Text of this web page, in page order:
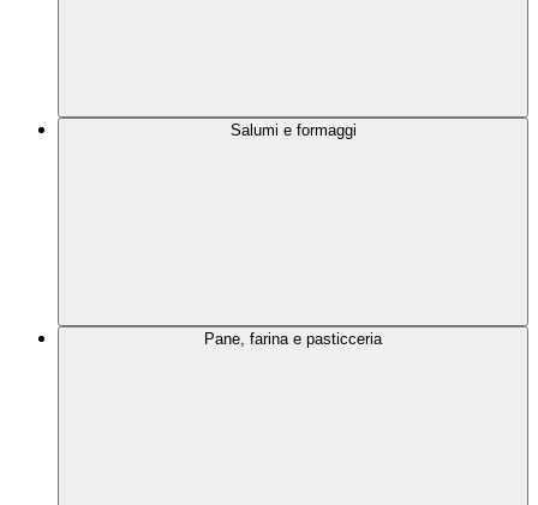
Salumi e formaggi
Pane, farina e pasticceria